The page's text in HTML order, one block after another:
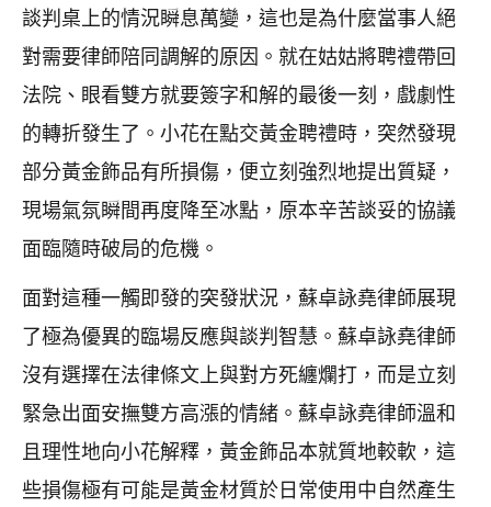
談判桌上的情況瞬息萬變，這也是為什麼當事人絕
對需要律師陪同調解的原因。就在姑姑將聘禮帶回
法院、眼看雙方就要簽字和解的最後一刻，戲劇性
的轉折發生了。小花在點交黃金聘禮時，突然發現
部分黃金飾品有所損傷，便立刻強烈地提出質疑，
現場氣氛瞬間再度降至冰點，原本辛苦談妥的協議
面臨隨時破局的危機。
面對這種一觸即發的突發狀況，蘇卓詠堯律師展現
了極為優異的臨場反應與談判智慧。蘇卓詠堯律師
沒有選擇在法律條文上與對方死纏爛打，而是立刻
緊急出面安撫雙方高漲的情緒。蘇卓詠堯律師溫和
且理性地向小花解釋，黃金飾品本就質地較軟，這
些損傷極有可能是黃金材質於日常使用中自然產生